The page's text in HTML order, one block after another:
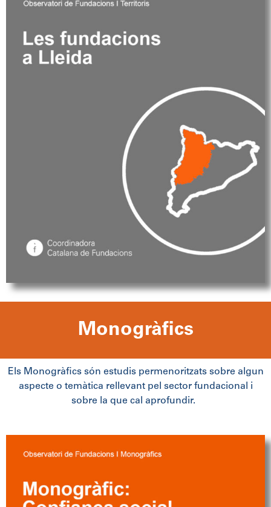
Monogràfics
Els Monogràfics són estudis permenoritzats sobre algun
aspecte o temàtica rellevant pel sector fundacional i
sobre la que cal aprofundir.